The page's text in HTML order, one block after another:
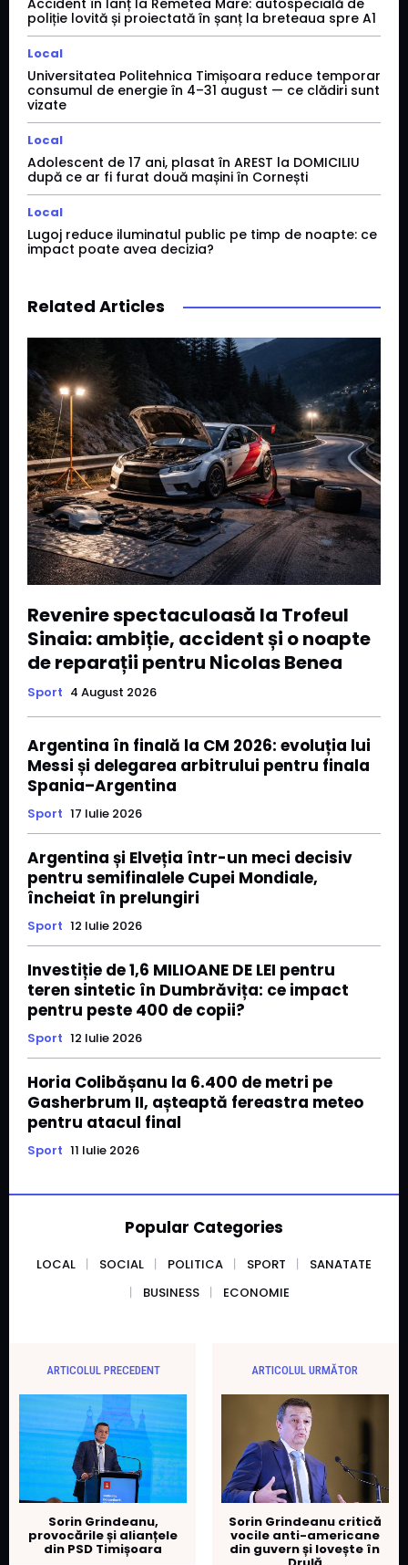
poliție lovită și proiectată în șanț la breteaua spre A1
Local
Universitatea Politehnica Timișoara reduce temporar
consumul de energie în 4–31 august — ce clădiri sunt
vizate
Local
Adolescent de 17 ani, plasat în AREST la DOMICILIU
după ce ar fi furat două mașini în Cornești
Local
Lugoj reduce iluminatul public pe timp de noapte: ce
impact poate avea decizia?
Related Articles
Revenire spectaculoasă la Trofeul
Sinaia: ambiție, accident și o noapte
de reparații pentru Nicolas Benea
Sport 4 August 2026
Argentina în finală la CM 2026: evoluția lui
Messi și delegarea arbitrului pentru finala
Spania–Argentina
Sport 17 Iulie 2026
Argentina și Elveția într-un meci decisiv
pentru semifinalele Cupei Mondiale,
încheiat în prelungiri
Sport 12 Iulie 2026
Investiție de 1,6 MILIOANE DE LEI pentru
teren sintetic în Dumbrăvița: ce impact
pentru peste 400 de copii?
Sport 12 Iulie 2026
Horia Colibășanu la 6.400 de metri pe
Gasherbrum II, așteaptă fereastra meteo
pentru atacul final
Sport 11 Iulie 2026
Popular Categories
LOCAL SOCIAL POLITICA SPORT
SANATATE
BUSINESS
ECONOMIE
ARTICOLUL PRECEDENT
Sorin Grindeanu,
provocările și alianțele
din PSD Timișoara
ARTICOLUL URMĂTOR
Sorin Grindeanu critică
vocile anti-americane
din guvern și lovește în